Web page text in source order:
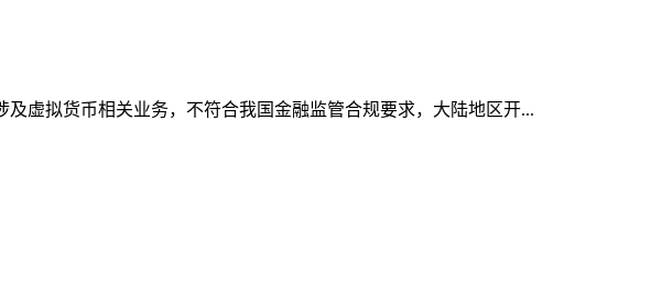
虚拟货币相关业务，不符合我国金融监管合规要求，大陆地区开...